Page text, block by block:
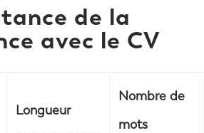
de la
avec le CV
Longueur
Nombre de
mots